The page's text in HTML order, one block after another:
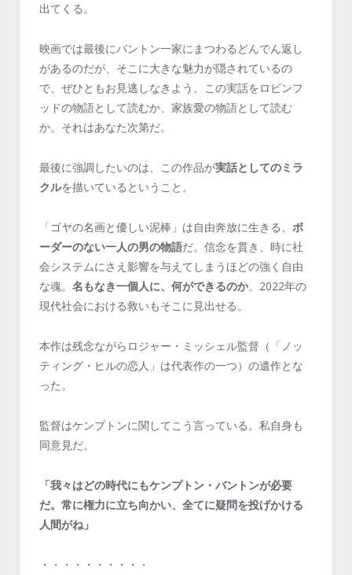
出てくる。
映画では最後にバントン一家にまつわるどんでん返し
があるのだが、そこに大きな魅力が隠されているの
で、ぜひともお見逃しなきよう。この実話をロビンフ
ッドの物語として読むか、家族愛の物語として読む
か。それはあなた次第だ。
最後に強調したいのは、この作品が実話としてのミラ
クルを描いているということ。
「ゴヤの名画と優しい泥棒」は自由奔放に生きる、 ボ
ーダーのない一人の男の物語だ。信念を貫き、時に社
会システムにさえ影響を与えてしまうほどの強く自由
な魂。 名もなき一個人に、何ができるのか。2022年の
現代社会における救いもそこに見出せる。
本作は残念ながらロジャー・ミッシェル監督（「ノッ
ティング・ヒルの恋人」は代表作の一つ）の遺作とな
った。
監督はケンプトンに関してこう言っている。私自身も
同意見だ。
「我々はどの時代にもケンプトン・バントンが必要
だ。常に権力に立ち向かい、全てに疑問を投げかける
人間がね」
・・・・・・・・・・